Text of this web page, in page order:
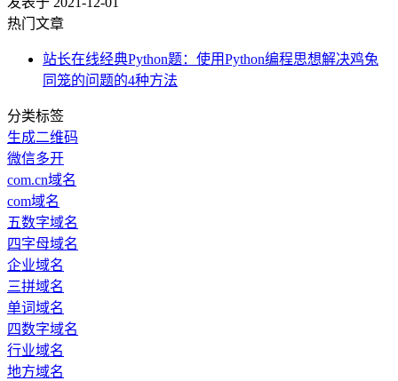
热门文章
站长在线经典Python题：使用Python编程思想解决鸡兔
同笼的问题的4种方法
分类标签
生成二维码
微信多开
com.cn域名
com域名
五数字域名
四字母域名
企业域名
三拼域名
单词域名
四数字域名
行业域名
地方域名